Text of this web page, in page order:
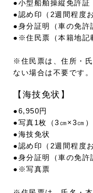
●小型船舶操縦免許証
●認め印（2週間程度
●身分証明（車の免許
●※住民票（本籍地記
※住民票は、住所・
ない場合は不要です。
【海技免状】
●6,950円
●写真1枚（3㎝×3㎝）
●海技免状
●認め印（2週間程度
●身分証明（車の免許
●※写真票